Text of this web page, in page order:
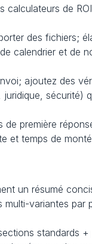
calculateurs de
des fichiers;
calendrier et de
ajoutez des
sécurité)
de première
et temps de
un résumé
multi-variantes
standards